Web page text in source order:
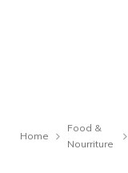
Home
Food &
Nourriture